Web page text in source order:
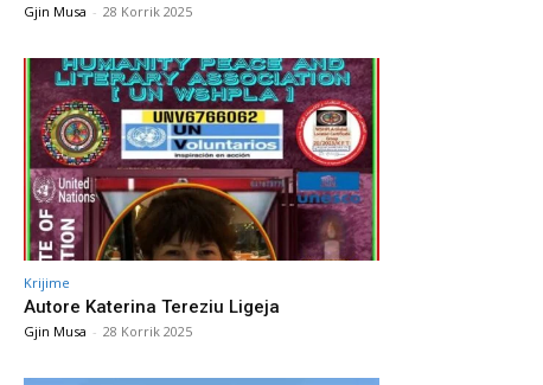
Gjin Musa - 28 Korrik 2025
Krijime
Autore Katerina Tereziu Ligeja
Gjin Musa - 28 Korrik 2025